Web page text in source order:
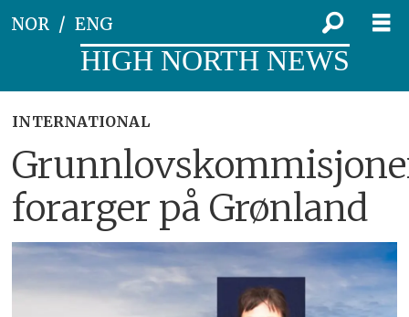
NOR ENG
HIGH NORTH NEWS
INTERNATIONAL
forarger på Grønland